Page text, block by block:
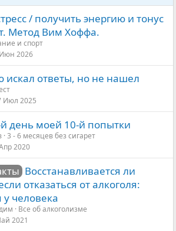
/ получить энергию и тонус
Метод Вим Хоффа.
и спорт
2026
искал ответы, но не нашел
Июл 2025
день моей 10-й попытки
3 - 6 месяцев без сигарет
2020
Восстанавливается ли
отказаться от алкоголя:
человека
Все об алкоголизме
2021